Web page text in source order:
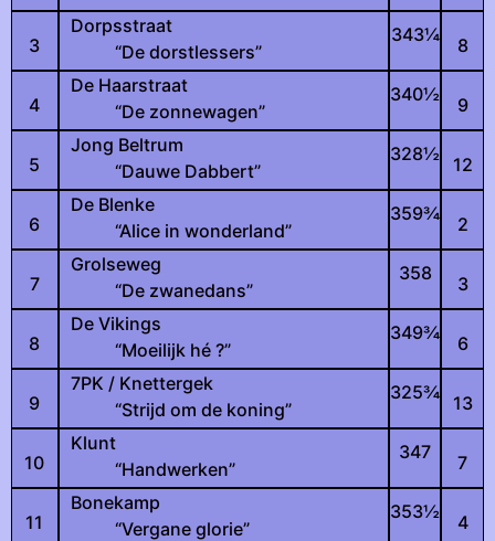
3
Dorpsstraat
“De dorstlessers”
343¼ 8
4
De Haarstraat
“De zonnewagen”
340½ 9
5
Jong Beltrum
“Dauwe Dabbert”
328½ 12
6
De Blenke
“Alice in wonderland”
359¾ 2
7
Grolseweg
“De zwanedans”
358 3
8
De Vikings
“Moeilijk hé ?”
349¾ 6
9
7PK / Knettergek
“Strijd om de koning”
325¾ 13
10
Klunt
“Handwerken”
347 7
11
Bonekamp
“Vergane glorie”
353½ 4